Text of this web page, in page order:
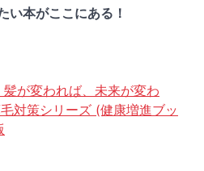
い本がここにある！
が変われば、未来が変わ
対策シリーズ (健康増進ブッ